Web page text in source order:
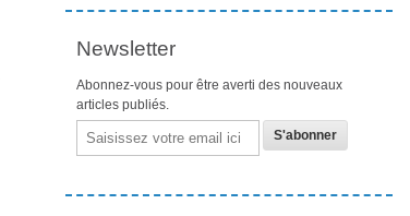
Newsletter
Abonnez-vous pour être averti des nouveaux
articles publiés.
Email